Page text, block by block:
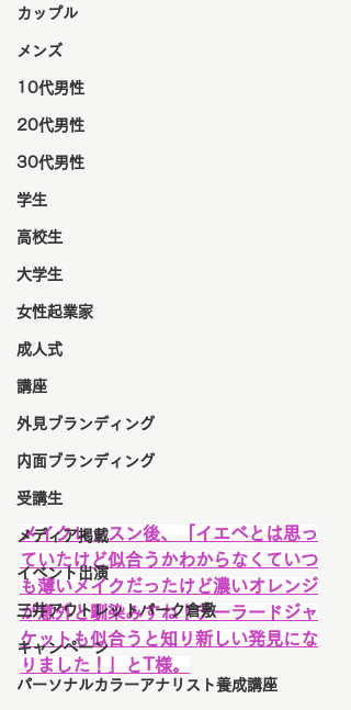
カップル
メンズ
10代男性
20代男性
30代男性
学生
高校生
大学生
女性起業家
成人式
講座
外見ブランディング
内面ブランディング
受講生
メディア掲載
イベント出演
三井アウトレットパーク倉敷
キャンペーン
パーソナルカラーアナリスト養成講座
メイクレッスン後、「イエベとは思っ
ていたけど似合うかわからなくていつ
も薄いメイクだったけど濃いオレンジ
が意外と馴染みすね！テーラードジャ
ケットも似合うと知り新しい発見にな
りました！」とT様。